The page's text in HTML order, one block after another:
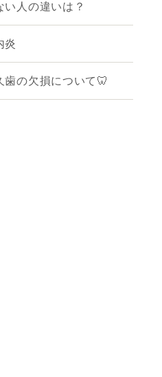
い人の違いは？
炎
歯の欠損について🦷